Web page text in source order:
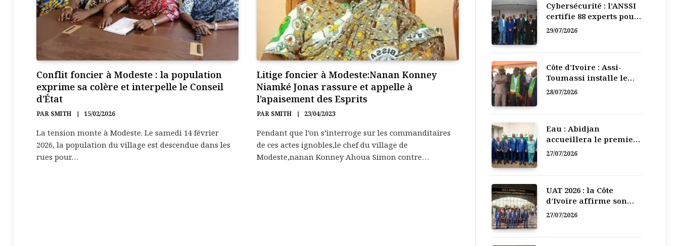
Conflit foncier à Modeste : la population
exprime sa colère et interpelle le Conseil
d’État
PAR SMITH 15/02/2026
La tension monte à Modeste. Le samedi 14 février
2026, la population du village est descendue dans les
rues pour…
Litige foncier à Modeste:Nanan Konney
Niamké Jonas rassure et appelle à
l’apaisement des Esprits
PAR SMITH 23/04/2023
Pendant que l’on s’interroge sur les commanditaires
de ces actes ignobles,le chef du village de
Modeste,nanan Konney Ahoua Simon contre…
Cybersécurité : l’ANSSI
certifie 88 experts pour
renforcer la défense
29/07/2026
Côte d’Ivoire : Assi-
Toumassi installe le
bureau exécutif de sa
28/07/2026
Eau : Abidjan
accueillera le premier
Forum régional de
27/07/2026
UAT 2026 : la Côte
d’Ivoire affirme son
leadership numérique
27/07/2026